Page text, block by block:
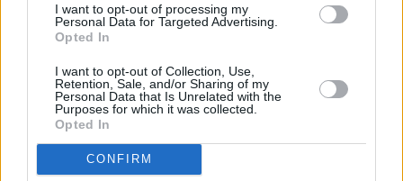
I want to opt-out of processing my
Personal Data for Targeted Advertising.
Opted In
I want to opt-out of Collection, Use,
Retention, Sale, and/or Sharing of my
Personal Data that Is Unrelated with the
Purposes for which it was collected.
Opted In
CONFIRM
Tilpass melmengden. Det kan hende du trenger litt
mer enn det som er angitt i oppskriften. Deigen skal
være god å trille og ikke løs og klissete.
♥
Det går fint å bruke denne deigen til å lage